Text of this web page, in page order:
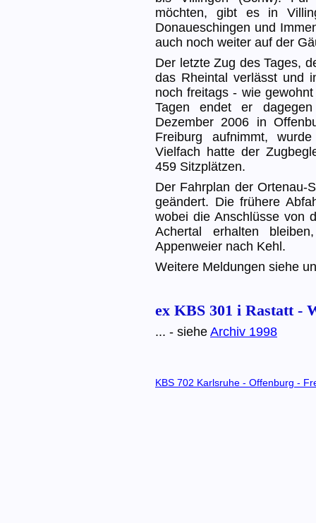
möchten, gibt es in
Donaueschingen und
auch noch weiter auf der
Der letzte Zug des Tages,
das Rheintal verlässt und
noch freitags - wie
Tagen endet er
Dezember 2006 in
Freiburg aufnimmt,
Vielfach hatte der
459 Sitzplätzen.
Der Fahrplan der Ortenau-
geändert. Die frühere
wobei die Anschlüsse von
Achertal erhalten
Appenweier nach Kehl.
Weitere Meldungen siehe
ex KBS 301 i Rastatt -
... - siehe Archiv 1998
KBS 702 Karlsruhe - Offenburg -